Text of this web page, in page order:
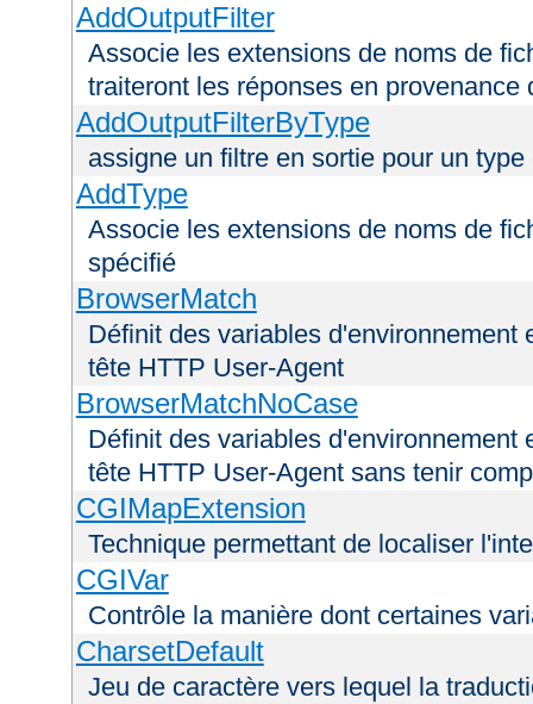
AddOutputFilter
Associe les extensions de noms de
traiteront les réponses en provenance
AddOutputFilterByType
assigne un filtre en sortie pour un
AddType
Associe les extensions de noms de
spécifié
BrowserMatch
Définit des variables d'environnement
tête HTTP User-Agent
BrowserMatchNoCase
Définit des variables d'environnement
tête HTTP User-Agent sans tenir
CGIMapExtension
Technique permettant de localiser
CGIVar
Contrôle la manière dont certaines
CharsetDefault
Jeu de caractère vers lequel la